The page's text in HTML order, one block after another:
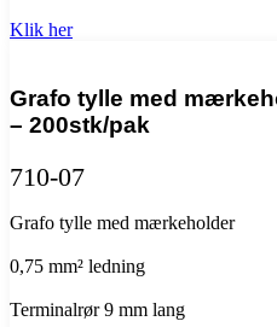
Klik her
Grafo tylle med
– 200stk/pak
710-07
Grafo tylle med mærkeholder
0,75 mm² ledning
Terminalrør 9 mm lang